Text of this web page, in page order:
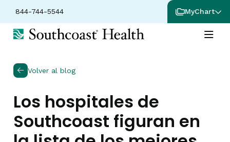
844-744-5544 MyChart
Volver al blog
Los hospitales de
Southcoast figuran en